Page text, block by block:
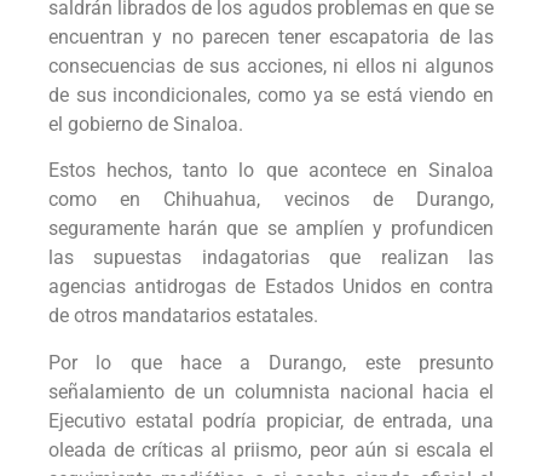
saldrán librados de los agudos problemas en que se
encuentran y no parecen tener escapatoria de las
consecuencias de sus acciones, ni ellos ni algunos
de sus incondicionales, como ya se está viendo en
el gobierno de Sinaloa.
Estos hechos, tanto lo que acontece en Sinaloa
como en Chihuahua, vecinos de Durango,
seguramente harán que se amplíen y profundicen
las supuestas indagatorias que realizan las
agencias antidrogas de Estados Unidos en contra
de otros mandatarios estatales.
Por lo que hace a Durango, este presunto
señalamiento de un columnista nacional hacia el
Ejecutivo estatal podría propiciar, de entrada, una
oleada de críticas al priismo, peor aún si escala el